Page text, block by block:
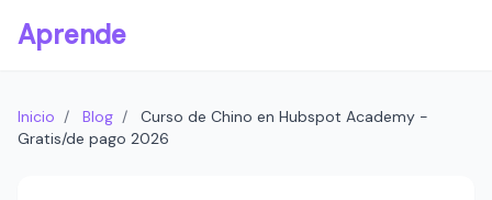
Aprende
Inicio / Blog /
Curso de Chino en Hubspot Academy -
Gratis/de pago 2026